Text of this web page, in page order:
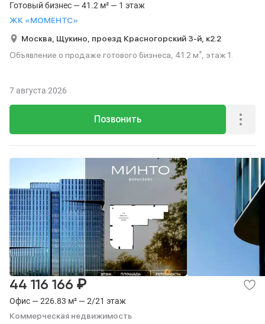
Готовый бизнес — 41.2 м² — 1 этаж
ЖК «МОМЕНТС»
Москва, Щукино, проезд Красногорский 3-й, к2.2
Объявление о продаже готового бизнеса, 41.2 м², этаж 1.
Позвонить
7 августа 2026
Офис — 226.83 м² — 2/21 этаж
Коммерческая недвижимость
44 116 166 ₽